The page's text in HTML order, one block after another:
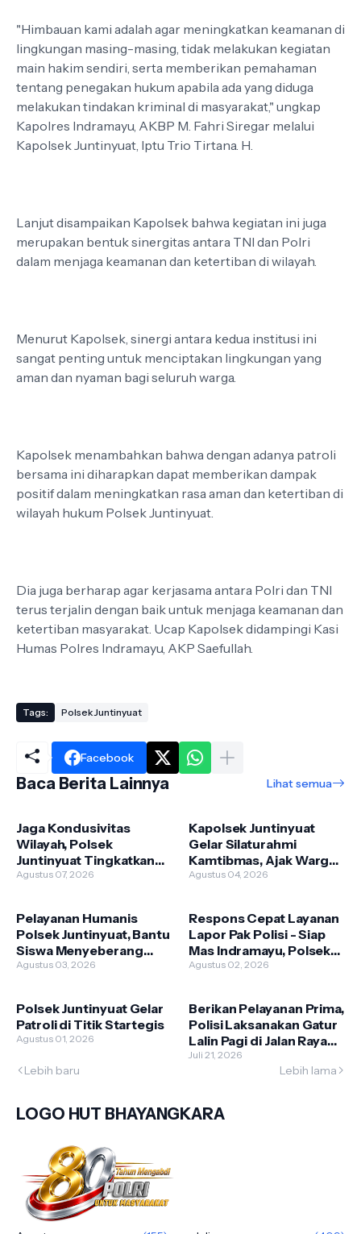
"Himbauan kami adalah agar meningkatkan keamanan di
lingkungan masing-masing, tidak melakukan kegiatan
main hakim sendiri, serta memberikan pemahaman
tentang penegakan hukum apabila ada yang diduga
melakukan tindakan kriminal di masyarakat," ungkap
Kapolres Indramayu, AKBP M. Fahri Siregar melalui
Kapolsek Juntinyuat, Iptu Trio Tirtana. H.
Lanjut disampaikan Kapolsek bahwa kegiatan ini juga
merupakan bentuk sinergitas antara TNI dan Polri
dalam menjaga keamanan dan ketertiban di wilayah.
Menurut Kapolsek, sinergi antara kedua institusi ini
sangat penting untuk menciptakan lingkungan yang
aman dan nyaman bagi seluruh warga.
Kapolsek menambahkan bahwa dengan adanya patroli
bersama ini diharapkan dapat memberikan dampak
positif dalam meningkatkan rasa aman dan ketertiban di
wilayah hukum Polsek Juntinyuat.
Dia juga berharap agar kerjasama antara Polri dan TNI
terus terjalin dengan baik untuk menjaga keamanan dan
ketertiban masyarakat. Ucap Kapolsek didampingi Kasi
Humas Polres Indramayu, AKP Saefullah.
Tags: Polsek Juntinyuat
Facebook
Baca Berita Lainnya Lihat semua
Jaga Kondusivitas
Wilayah, Polsek
Juntinyuat Tingkatkan
Kehadiran Anggota di
Agustus 07, 2026
Kapolsek Juntinyuat
Gelar Silaturahmi
Kamtibmas, Ajak Warga
Manfaatkan Layanan
Agustus 04, 2026
Pelayanan Humanis
Polsek Juntinyuat, Bantu
Siswa Menyeberang
Jalan dengan Aman
Agustus 03, 2026
Respons Cepat Layanan
Lapor Pak Polisi - Siap
Mas Indramayu, Polsek
Juntinyuat Hadir
Agustus 02, 2026
Polsek Juntinyuat Gelar
Patroli di Titik Startegis
Agustus 01, 2026
Berikan Pelayanan Prima,
Polisi Laksanakan Gatur
Lalin Pagi di Jalan Raya
Juntinyuat Indramayu
Juli 21, 2026
Lebih baru Lebih lama
LOGO HUT BHAYANGKARA